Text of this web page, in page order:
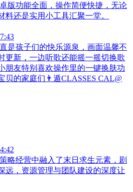
版功能全面，操作简便快捷，无论
料还是实用小工具汇聚一堂。
是孩子们的快乐源泉，画面温馨不
更新，一边听歌还能摇一摇切换歌
朋友特别喜欢操作里的一键换肤功
贝的家庭们👨‍遁️CLASSES CAL@
略经营中融入了末日求生元素，剧
远，资源管理与团队建设的深度让